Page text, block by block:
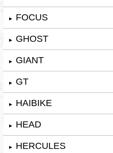
► FOCUS
► GHOST
► GIANT
► GT
► HAIBIKE
► HEAD
► HERCULES